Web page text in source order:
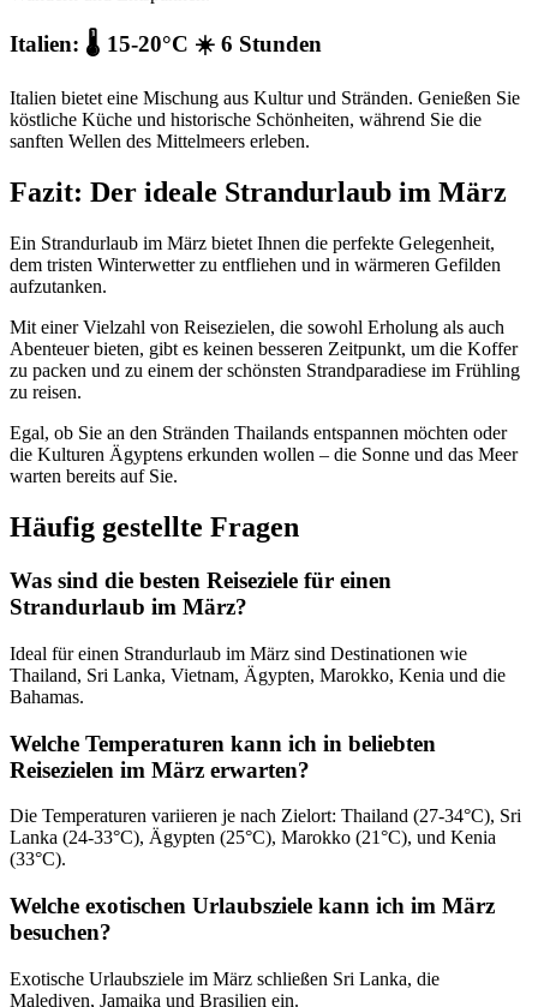
Italien: 🌡️ 15-20°C ☀️ 6 Stunden
Italien bietet eine Mischung aus Kultur und Stränden. Genießen Sie
köstliche Küche und historische Schönheiten, während Sie die
sanften Wellen des Mittelmeers erleben.
Fazit: Der ideale Strandurlaub im März
Ein Strandurlaub im März bietet Ihnen die perfekte Gelegenheit,
dem tristen Winterwetter zu entfliehen und in wärmeren Gefilden
aufzutanken.
Mit einer Vielzahl von Reisezielen, die sowohl Erholung als auch
Abenteuer bieten, gibt es keinen besseren Zeitpunkt, um die Koffer
zu packen und zu einem der schönsten Strandparadiese im Frühling
zu reisen.
Egal, ob Sie an den Stränden Thailands entspannen möchten oder
die Kulturen Ägyptens erkunden wollen – die Sonne und das Meer
warten bereits auf Sie.
Häufig gestellte Fragen
Was sind die besten Reiseziele für einen
Strandurlaub im März?
Ideal für einen Strandurlaub im März sind Destinationen wie
Thailand, Sri Lanka, Vietnam, Ägypten, Marokko, Kenia und die
Bahamas.
Welche Temperaturen kann ich in beliebten
Reisezielen im März erwarten?
Die Temperaturen variieren je nach Zielort: Thailand (27-34°C), Sri
Lanka (24-33°C), Ägypten (25°C), Marokko (21°C), und Kenia
(33°C).
Welche exotischen Urlaubsziele kann ich im März
besuchen?
Exotische Urlaubsziele im März schließen Sri Lanka, die
Malediven, Jamaika und Brasilien ein.